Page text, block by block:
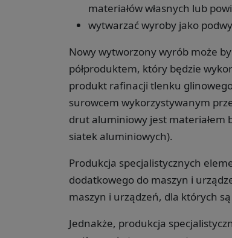
materiałów własnych lub
wytwarzać wyroby jako
Nowy wytworzony wyrób może
półproduktem, który będzie
produkt rafinacji tlenku
surowcem wykorzystywanym
drut aluminiowy jest materiałem
siatek aluminiowych).
Produkcja specjalistycznych
dodatkowego do maszyn i
maszyn i urządzeń, dla których
Jednakże, produkcja